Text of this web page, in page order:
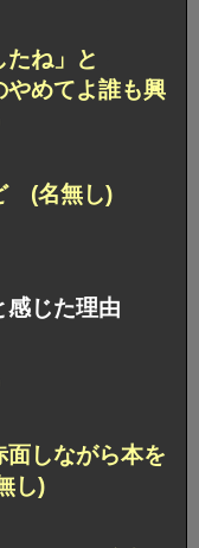
たね」と
やめてよ誰も興
(名無し)
感じた理由
面しながら本を
し)